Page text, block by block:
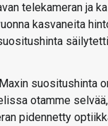
telekameran ja
kasvaneita
suositushinta
otamme selvää,
pidennetty